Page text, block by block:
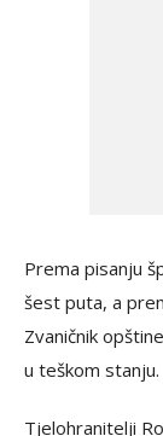
Prema pisanju
šest puta, a
Zvaničnik
u teškom stanju.
Tjelohranitelji